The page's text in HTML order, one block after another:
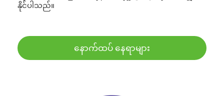
နိုင်ပါသည်။
နောက်ထပ် နေရာများ